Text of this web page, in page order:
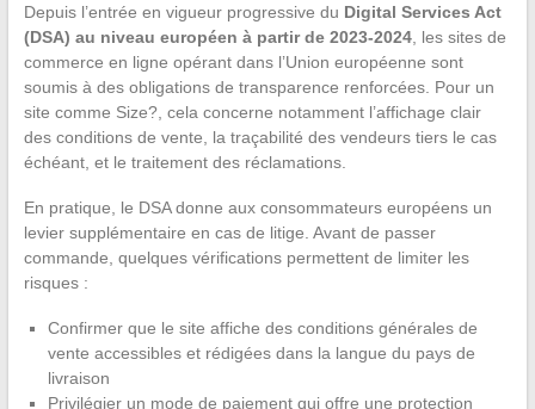
Depuis l’entrée en vigueur progressive du Digital Services Act
(DSA) au niveau européen à partir de 2023-2024, les sites de
commerce en ligne opérant dans l’Union européenne sont
soumis à des obligations de transparence renforcées. Pour un
site comme Size?, cela concerne notamment l’affichage clair
des conditions de vente, la traçabilité des vendeurs tiers le cas
échéant, et le traitement des réclamations.
En pratique, le DSA donne aux consommateurs européens un
levier supplémentaire en cas de litige. Avant de passer
commande, quelques vérifications permettent de limiter les
risques :
Confirmer que le site affiche des conditions générales de
vente accessibles et rédigées dans la langue du pays de
livraison
Privilégier un mode de paiement qui offre une protection